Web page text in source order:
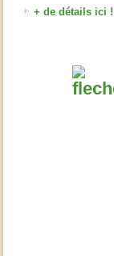
+ de détails ici !